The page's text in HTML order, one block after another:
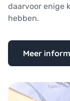
daarvoor enige
hebben.
Meer